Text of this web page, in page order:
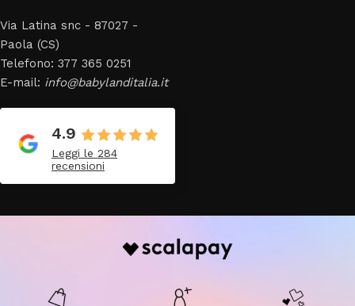
Via Latina snc - 87027 -
Paola (CS)
Telefono: 377 365 0251
E-mail: info@babylanditalia.it
4.9
Leggi le 284
recensioni